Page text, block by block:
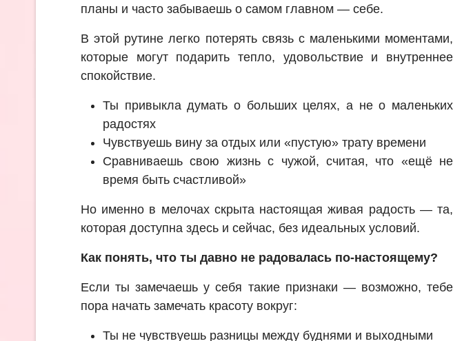
планы и часто забываешь о самом главном — себе.
В этой рутине легко потерять связь с маленькими моментами,
которые могут подарить тепло, удовольствие и внутреннее
спокойствие.
Ты привыкла думать о больших целях, а не о маленьких
радостях
Чувствуешь вину за отдых или «пустую» трату времени
Сравниваешь свою жизнь с чужой, считая, что «ещё не
время быть счастливой»
Но именно в мелочах скрыта настоящая живая радость — та,
которая доступна здесь и сейчас, без идеальных условий.
Как понять, что ты давно не радовалась по-настоящему?
Если ты замечаешь у себя такие признаки — возможно, тебе
пора начать замечать красоту вокруг:
Ты не чувствуешь разницы между буднями и выходными